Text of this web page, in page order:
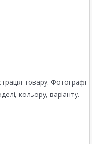
товару. Фотографії
кольору, варіанту.